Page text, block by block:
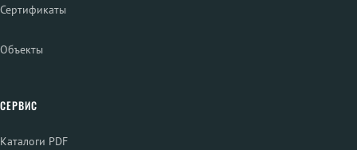
Сертификаты
Объекты
СЕРВИС
Каталоги PDF